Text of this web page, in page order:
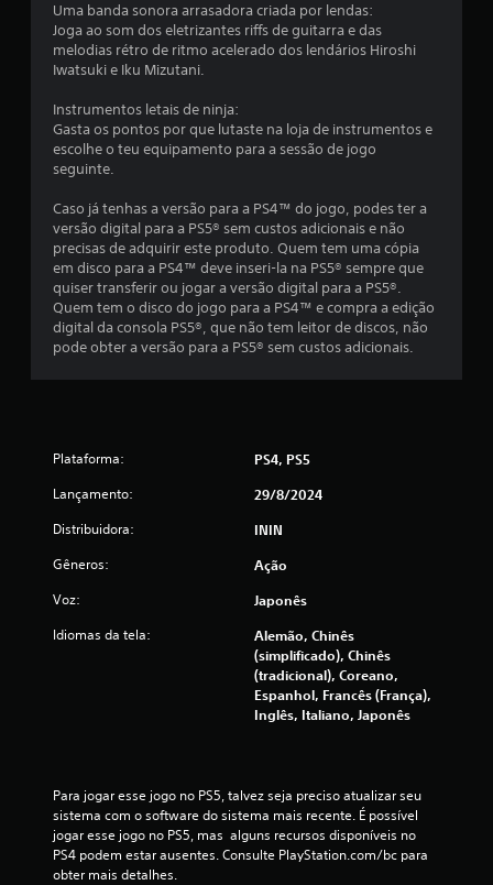
Uma banda sonora arrasadora criada por lendas:
Joga ao som dos eletrizantes riffs de guitarra e das
melodias rétro de ritmo acelerado dos lendários Hiroshi
Iwatsuki e Iku Mizutani.
Instrumentos letais de ninja:
Gasta os pontos por que lutaste na loja de instrumentos e
escolhe o teu equipamento para a sessão de jogo
seguinte.
Caso já tenhas a versão para a PS4™ do jogo, podes ter a
versão digital para a PS5® sem custos adicionais e não
precisas de adquirir este produto. Quem tem uma cópia
em disco para a PS4™ deve inseri-la na PS5® sempre que
quiser transferir ou jogar a versão digital para a PS5®.
Quem tem o disco do jogo para a PS4™ e compra a edição
digital da consola PS5®, que não tem leitor de discos, não
pode obter a versão para a PS5® sem custos adicionais.
Plataforma: PS4, PS5
Lançamento: 29/8/2024
Distribuidora: ININ
Gêneros: Ação
Voz: Japonês
Idiomas da tela:
Alemão, Chinês
(simplificado), Chinês
(tradicional), Coreano,
Espanhol, Francês (França),
Inglês, Italiano, Japonês
Para jogar esse jogo no PS5, talvez seja preciso atualizar seu
sistema com o software do sistema mais recente. É possível
jogar esse jogo no PS5, mas  alguns recursos disponíveis no
PS4 podem estar ausentes. Consulte PlayStation.com/bc para
obter mais detalhes.